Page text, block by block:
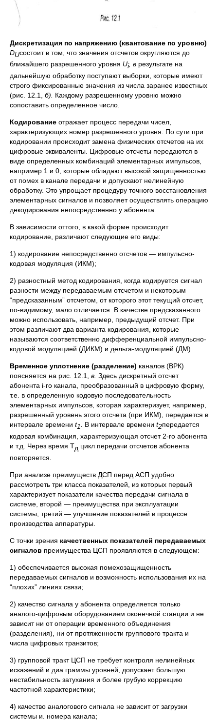
Дискретизация по напряжению (квантование по уровню)
DUсостоит в том, что значения отсчетов округляются до
ближайшего разрешенного уровня Ui, в результате на
дальнейшую обработку поступают выборки, которые имеют
строго фиксированные значения из числа заранее известных
(рис. 12.1, б). Каждому разрешенному уровню можно
сопоставить определенное число.
Кодирование отражает процесс передачи чисел,
характеризующих номер разрешенного уровня. По сути при
кодировании происходит замена физических отсчетов на их
цифровые эквиваленты. Цифровые отсчеты передаются в
виде определенных комбинаций элементарных импульсов,
например 1 и 0, которые обладают высокой защищенностью
от помех в канале передачи и допускают нелинейную
обработку. Это упрощает процедуру точного восстановления
элементарных сигналов и позволяет осуществлять операцию
декодирования непосредственно у абонента.
В зависимости оттого, в какой форме происходит
кодирование, различают следующие его виды:
1) кодирование непосредственно отсчетов — импульсно-
кодовая модуляция (ИКМ);
2) разностный метод кодирования, когда кодируется сигнал
разности между передаваемым отсчетом и некоторым
“предсказанным” отсчетом, от которого этот текущий отсчет,
по-видимому, мало отличается. В качестве предсказанного
можно использовать, например, предыдущий отсчет. При
этом различают два варианта кодирования, которые
называются соответственно дифференциальной импульсно-
кодовой модуляцией (ДИКМ) и дельта-модуляцией (ДМ).
Временное уплотнение (разделение) каналов (ВРК)
поясняется на рис. 12.1, в. Здесь дискретный отсчет
абонента i-го канала, преобразованный в цифровую форму,
т.е. в определенную кодовую последовательность
элементарных импульсов, которая характеризует, например,
разрешенный уровень этого отсчета (при ИКМ), передается в
интервале времени t1 В интервале времени t2передается
кодовая комбинация, характеризующая отсчет 2-го абонента
и т.д. Через время Тд цикл передачи отсчетов абонента
повторяется.
При анализе преимуществ ДСП перед АСП удобно
рассмотреть три класса показателей, из которых первый
характеризует показатели качества передачи сигнала в
системе, второй — преимущества при эксплуатации
системы, третий — улучшение показателей в процессе
производства аппаратуры.
С точки зрения качественных показателей передаваемых
сигналов преимущества ЦСП проявляются в следующем:
1) обеспечивается высокая помехозащищенность
передаваемых сигналов и возможность использования их на
“плохих” линиях связи;
2) качество сигнала у абонента определяется только
аналого-цифровым оборудованием оконечной станции и не
зависит ни от операции временного объединения
(разделения), ни от протяженности группового тракта и
числа цифровых транзитов;
3) групповой тракт ЦСП не требует контроля нелинейных
искажений и диа граммы уровней, допускает большую
нестабильность затухания и более грубую коррекцию
частотной характеристики;
4) качество аналогового сигнала не зависит от загрузки
системы и. номера канала;